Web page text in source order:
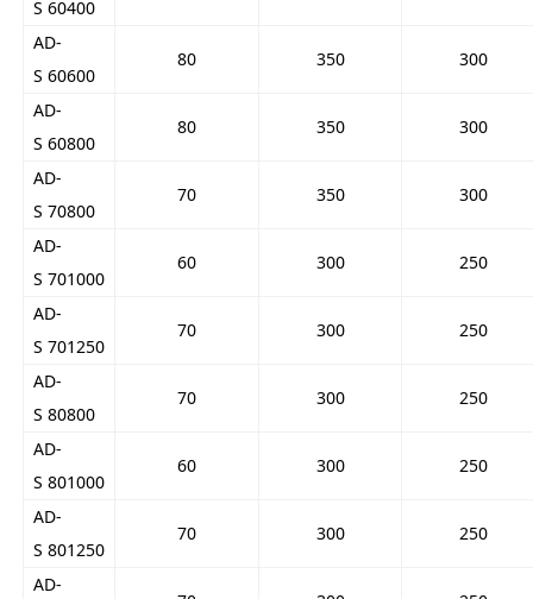
S 60400
AD-
S 60600
80 350 300
AD-
S 60800
80 350 300
AD-
S 70800
70 350 300
AD-
S 701000
60 300 250
AD-
S 701250
70 300 250
AD-
S 80800
70 300 250
AD-
S 801000
60 300 250
AD-
S 801250
70 300 250
AD-